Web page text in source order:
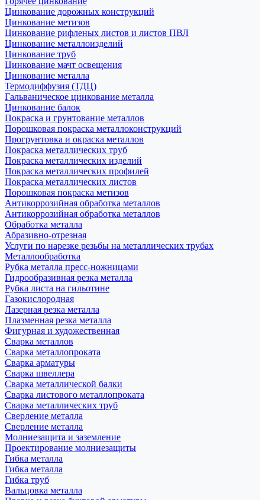
Цинкование дорожных конструкций
Цинкование метизов
Цинкование рифленых листов и листов ПВЛ
Цинкование металлоизделий
Цинкование труб
Цинкование мачт освещения
Цинкование металла
Термодиффузия (ТДЦ)
Гальваническое цинкование металла
Цинкование балок
Покраска и грунтование металлов
Порошковая покраска металлоконструкций
Прогрунтовка и окраска металлов
Покраска металлических труб
Покраска металлических изделий
Покраска металлических профилей
Покраска металлических листов
Порошковая покраска метизов
Антикоррозийная обработка металлов
Антикоррозийная обработка металлов
Обработка металла
Абразивно-отрезная
Услуги по нарезке резьбы на металлических трубах
Металлообработка
Рубка металла пресс-ножницами
Гидрообразивная резка металла
Рубка листа на гильотине
Газокислородная
Лазерная резка металла
Плазменная резка металла
Фигурная и художественная
Сварка металлов
Сварка металлопроката
Сварка арматуры
Сварка швеллера
Сварка металлической балки
Сварка листового металлопроката
Сварка металлических труб
Сверление металла
Сверление металла
Молниезащита и заземление
Проектирование молниезащиты
Гибка металла
Гибка металла
Гибка труб
Вальцовка металла